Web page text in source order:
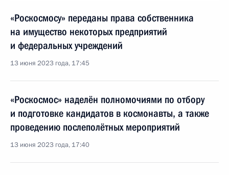
«Роскосмосу» переданы права собственника
на имущество некоторых предприятий
и федеральных учреждений
13 июня 2023 года, 17:45
«Роскосмос» наделён полномочиями по отбору
и подготовке кандидатов в космонавты, а также
проведению послеполётных мероприятий
13 июня 2023 года, 17:40